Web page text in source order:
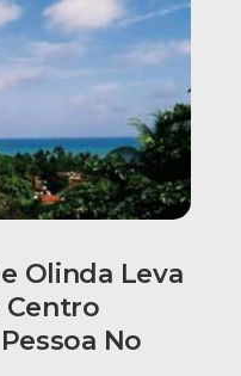
Olinda Leva
Centro
No